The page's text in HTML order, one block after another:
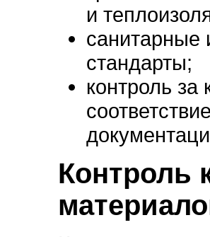
и
санитарные
стандарты;
контроль за
Контроль